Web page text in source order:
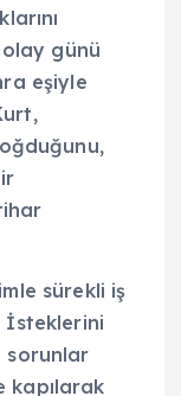
günü
eşiyle
sürekli iş
İsteklerini
sorunlar
kapılarak